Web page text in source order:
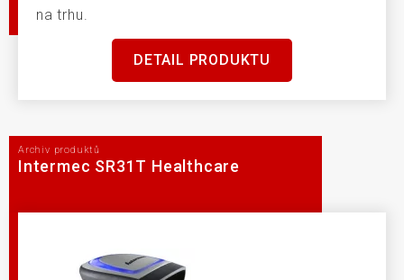
na trhu.
DETAIL PRODUKTU
Archiv produktů
Intermec SR31T Healthcare